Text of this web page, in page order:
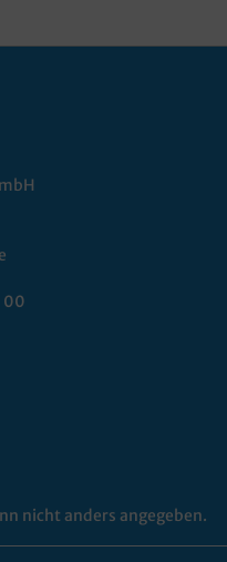
00
nicht anders angegeben.